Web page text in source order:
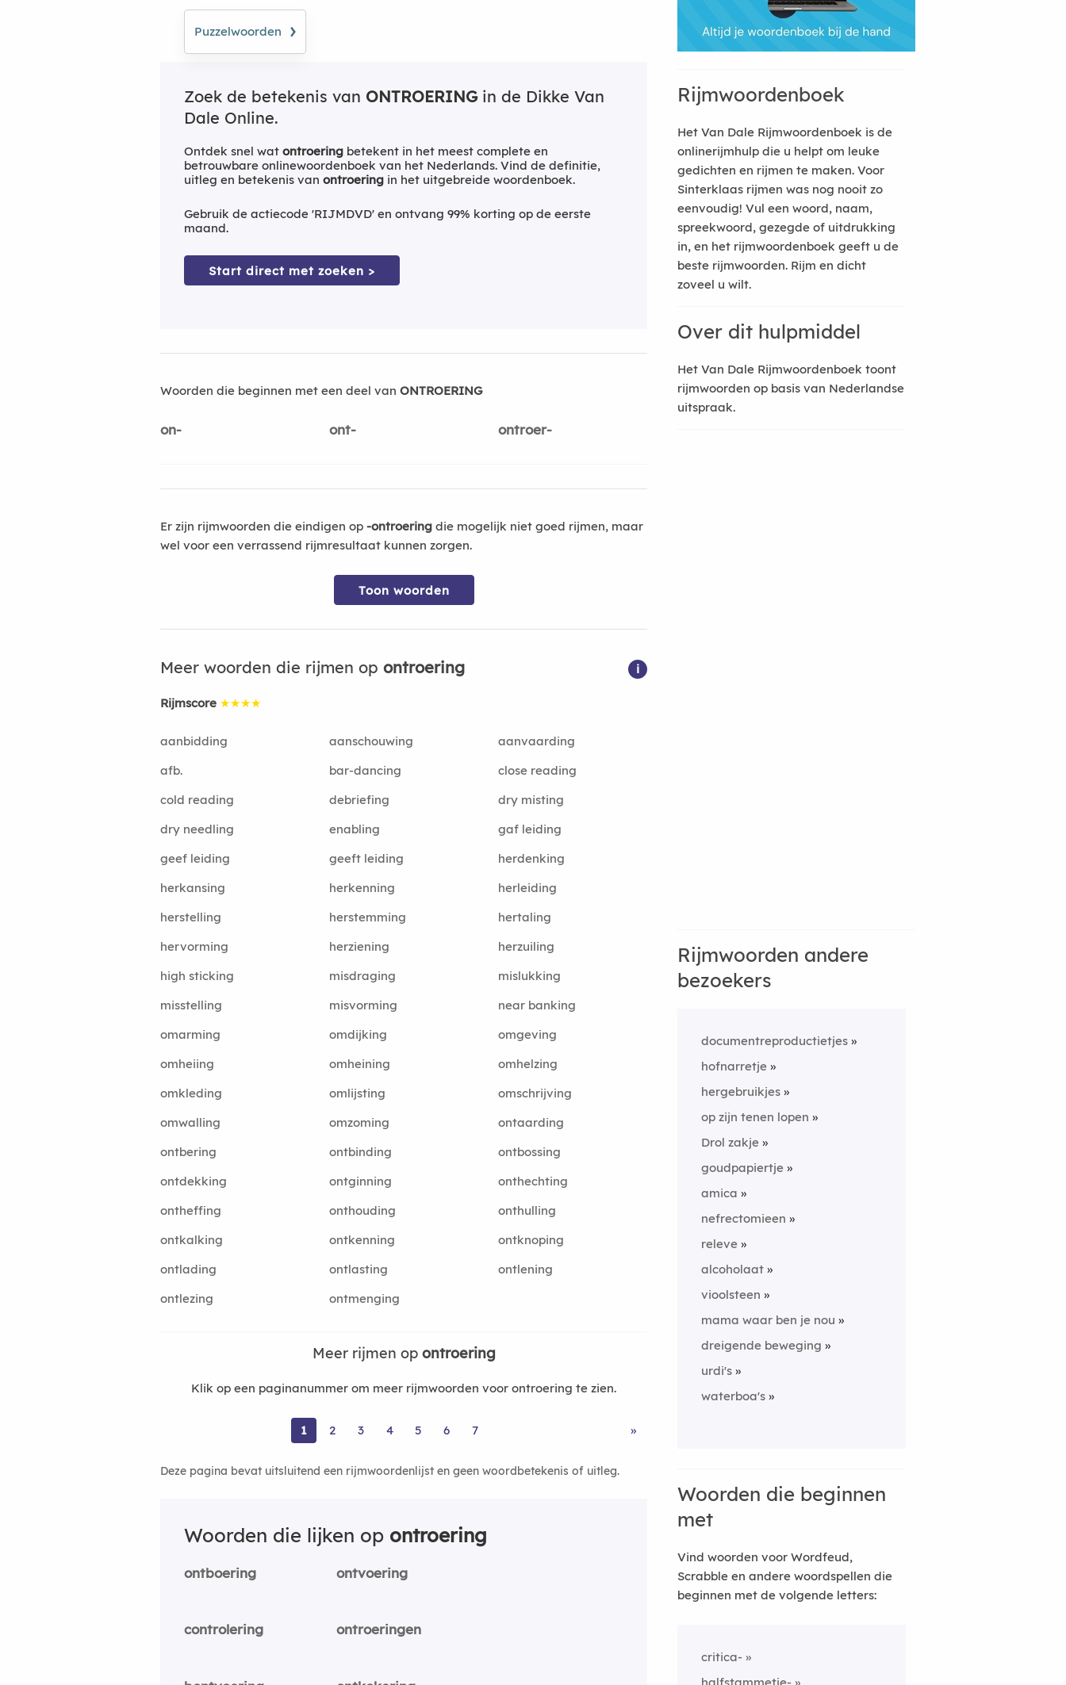
Puzzelwoorden ›
Zoek de betekenis van ONTROERINGin de Dikke Van
Dale Online.
Ontdek snel wat ontroering betekent in het meest complete en
betrouwbare onlinewoordenboek van het Nederlands. Vind de definitie,
uitleg en betekenis van ontroering in het uitgebreide woordenboek.
Gebruik de actiecode 'RIJMDVD' en ontvang 99% korting op de eerste
maand.
Start direct met zoeken >
Woorden die beginnen met een deel van ONTROERING
on- ont- ontroer-
Er zijn rijmwoorden die eindigen op -ontroering die mogelijk niet goed rijmen, maar
wel voor een verrassend rijmresultaat kunnen zorgen.
Toon woorden
Meer woorden die rijmen op ontroering i
Rijmscore ★★★★
aanbidding aanschouwing
aanvaarding
afb.
bar-dancing
close reading
cold reading
debriefing
dry misting
dry needling
enabling
gaf leiding
geef leiding
geeft leiding
herdenking
herkansing
herkenning
herleiding
herstelling
herstemming
hertaling
hervorming
herziening
herzuiling
high sticking
misdraging
mislukking
misstelling
misvorming
near banking
omarming
omdijking
omgeving
omheiing
omheining
omhelzing
omkleding
omlijsting
omschrijving
omwalling
omzoming
ontaarding
ontbering
ontbinding
ontbossing
ontdekking
ontginning
onthechting
ontheffing
onthouding
onthulling
ontkalking
ontkenning
ontknoping
ontlading
ontlasting
ontlening
ontlezing
ontmenging
Meer rijmen op ontroering
Klik op een paginanummer om meer rijmwoorden voor ontroering te zien.
1 2 3 4 5 6 7 »
Deze pagina bevat uitsluitend een rijmwoordenlijst en geen woordbetekenis of uitleg.
Woorden die lijken op ontroering
ontboering ontvoering
controlering ontroeringen
Rijmwoordenboek
Het Van Dale Rijmwoordenboek is de
onlinerijmhulp die u helpt om leuke
gedichten en rijmen te maken. Voor
Sinterklaas rijmen was nog nooit zo
eenvoudig! Vul een woord, naam,
spreekwoord, gezegde of uitdrukking
in, en het rijmwoordenboek geeft u de
beste rijmwoorden. Rijm en dicht
zoveel u wilt.
Over dit hulpmiddel
Het Van Dale Rijmwoordenboek toont
rijmwoorden op basis van Nederlandse
uitspraak.
Rijmwoorden andere
bezoekers
documentreproductietjes
hofnarretje
hergebruikjes
op zijn tenen lopen
Drol zakje
goudpapiertje
amica
nefrectomieen
releve
alcoholaat
vioolsteen
mama waar ben je nou
dreigende beweging
urdi's
waterboa's
Woorden die beginnen
met
Vind woorden voor Wordfeud,
Scrabble en andere woordspellen die
beginnen met de volgende letters:
critica-